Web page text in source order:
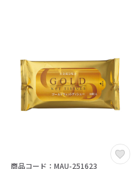
商品コード：MAU-251623